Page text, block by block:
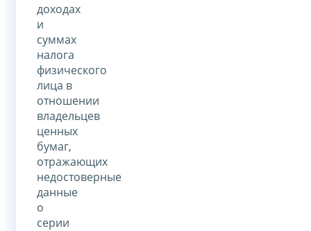
доходах
и
суммах
налога
физического
лица в
отношении
владельцев
ценных
бумаг,
отражающих
недостоверные
данные
о
серии